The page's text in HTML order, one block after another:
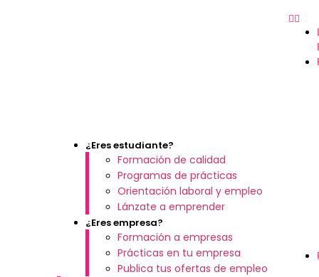
¿Eres estudiante?
Formación de calidad
Programas de prácticas
Orientación laboral y empleo
Lánzate a emprender
¿Eres empresa?
Formación a empresas
Prácticas en tu empresa
Publica tus ofertas de empleo